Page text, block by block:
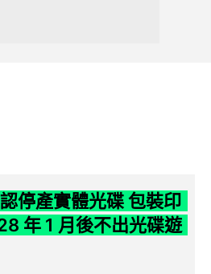
停產實體光碟 包裝印
年 1 月後不出光碟遊